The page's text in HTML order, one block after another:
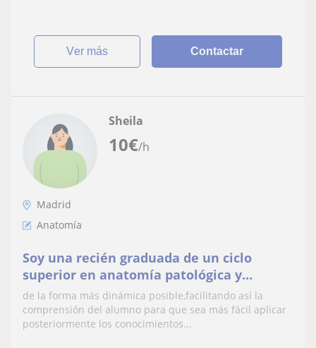
ver más Contactar
10€/h
Sheila
Madrid
Anatomía
Soy una recién graduada de un ciclo
superior en anatomía patológica y
citodiagnostico,puedo dar clases de inglés
y biología
de la forma más dinámica posible,facilitando así la
comprensión del alumno para que sea más fácil aplicar
posteriormente los conocimientos...